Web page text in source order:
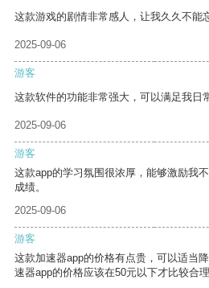
这款游戏的剧情非常感人，让我久久不能
2025-09-06
游客
这款软件的功能非常强大，可以满足我日
2025-09-06
游客
这款app的学习氛围很浓厚，能够激励我
成绩。
2025-09-06
游客
这款加速器app的价格有点贵，可以适当
速器app的价格应该在50元以下才比较合理